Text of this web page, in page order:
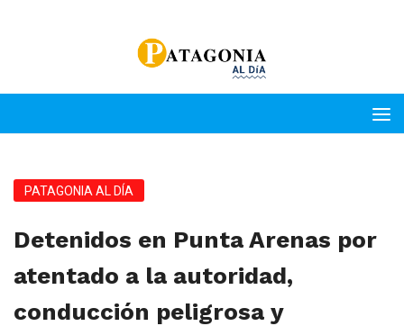
PATAGONIA AL DÍA
Detenidos en Punta Arenas por
atentado a la autoridad,
conducción peligrosa y